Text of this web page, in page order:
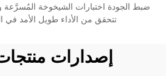
ضبط الجودة اختبارات الشيخوخة المُسرَّعة
تتحقق من الأداء طويل الأمد في
إصدارات